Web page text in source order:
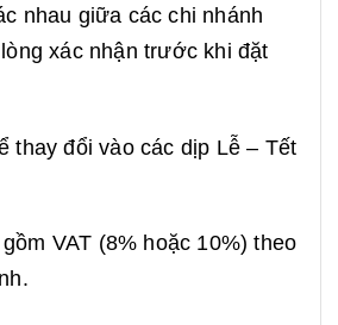
nhau giữa các chi nhánh
xác nhận trước khi đặt
thay đổi vào các dịp Lễ – Tết
VAT (8% hoặc 10%) theo